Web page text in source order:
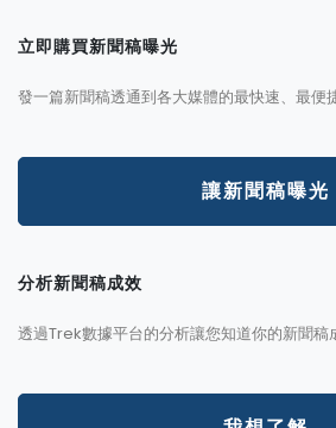
立即購買新聞稿曝光
發一篇新聞稿透通到各大媒體的最快速、最便
讓新聞稿曝光
分析新聞稿成效
透過Trek數據平台的分析讓您知道你的新聞稿